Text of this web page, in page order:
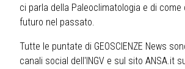
ci parla della Paleoclimatologia e di
futuro nel passato.
Tutte le puntate di GEOSCIENZE News
canali social dell'INGV e sul sito ANSA.it